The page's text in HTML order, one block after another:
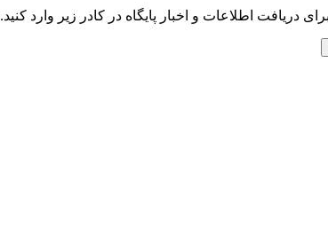
دریافت اطلاعات و اخبار پایگاه در کادر زیر وارد کنید.